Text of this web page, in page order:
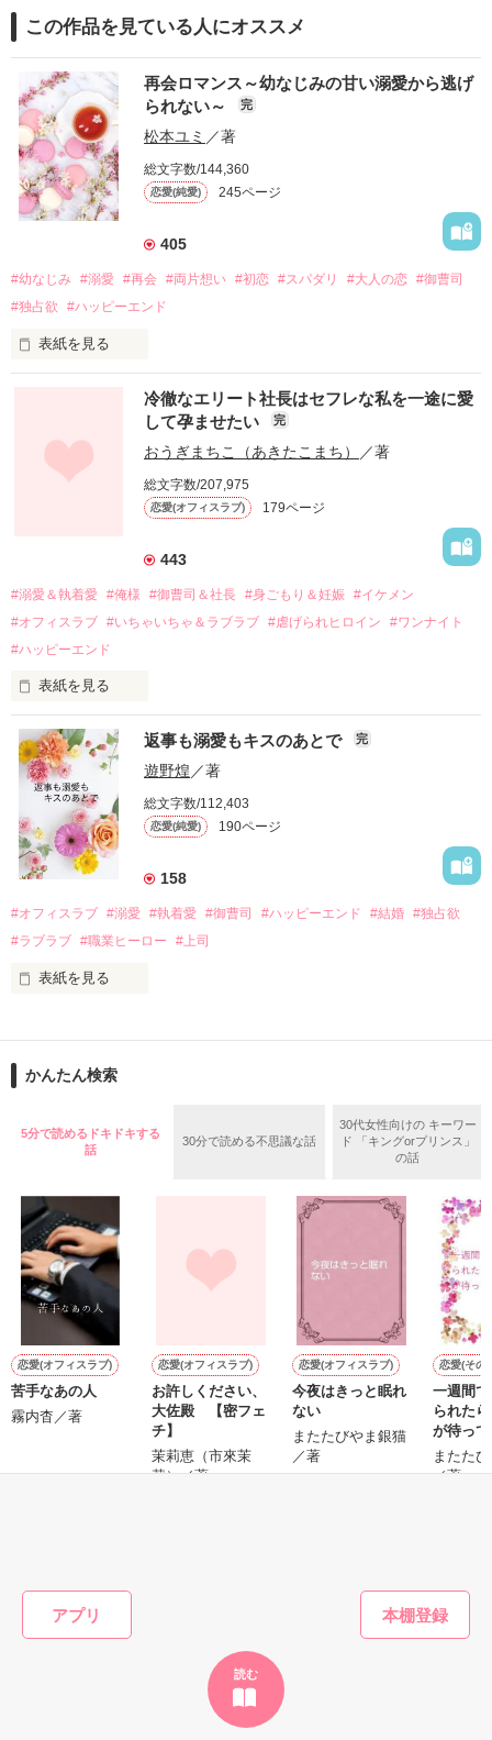
アプリ
読む
この作品を見ている人にオススメ
再会ロマンス～幼なじみの甘い溺愛から逃げ
られない～
完
松本ユミ ／著
総文字数/144,360
恋愛(純愛) 245ページ
405
#幼なじみ #溺愛 #再会 #両片想い #初恋 #スパダリ #大人の恋 #御曹司
#独占欲
#ハッピーエンド
表紙を見る
幼なじみの哲平に淡い恋心を抱いていた美桜。
しかし、ある出来事をきっかけに二人の関係は壊れてしまう。
関係修復もできないまま、美桜は両親の離婚によって
引っ越すことになり、哲平とも離れ離れになった。
それから約十二年後。
過去の傷から、二度と会いたくないと思っていた哲平に
運命のような再会を果たす。
酔った勢いで一夜を共にしてしまった。
さらに、美桜が初めてだと知った哲平は
『責任をとる、結婚しよう』と真っ直ぐに告げてきた。
戸惑う美桜とは裏腹に、好きという気持ちを隠すことなく
甘やかしてくる。
そんなある日、哲平は美桜がストーカー被害に
遭っていることを知る。
美桜を守るため、哲平は同居を提案してきて――。
夏木美桜(なつきみお)
鳴海哲平 (なるみてっぺい)
2026.6.5～2026.7.25
＊以前、公開していた話の改稿版です＊
作品を読む
冷徹なエリート社長はセフレな私を一途に愛
して孕ませたい
完
おうぎまちこ（あきたこまち） ／著
総文字数/207,975
恋愛(オフィスラブ) 179ページ
443
#溺愛＆執着愛 #俺様 #御曹司＆社長 #身ごもり＆妊娠 #イケメン
#オフィスラブ #いちゃいちゃ＆ラブラブ #虐げられヒロイン
#ワンナイト
#ハッピーエンド
表紙を見る
おかしな噂を流されて前の職場でうまくいかなかった梅田美
桜は、海外で傷心旅行をしていたところ、日本人美青年と出会
い、酒の勢いもあり一夜限りの関係となる。
帰国後、美桜は新しい職場でワンナイトした美青年と再会。
なんと彼の正体は、とある財閥御曹司にも関わらず、一族を離
れて起業した新進気鋭の実業家、社内でも冷徹だと評判な社長
――御影恭司その人だったのだ――！
なぜか恭司から飼い猫の世話係を命じられた美桜は、猫の世
の関係となってしまい――？
返事も溺愛もキスのあとで 完
遊野煌／著
総文字数/112,403
恋愛(純愛) 190ページ
158
#オフィスラブ #溺愛 #執着愛 #御曹司 #ハッピーエンド #結婚 #独占欲
#ラブラブ #職業ヒーロー #上司
表紙を見る
ションの企画戦略室で働いている。
めた、同期で恋人の石垣守（26）がいるのだが、後輩の姫原由
いた。
守と由羅から『便利屋雛子』と馬鹿にされ、一人こっそり泣い
ていた雛子に、企画戦略室の上司である雪瀬鷹哉（29）が
た上、同居まで提案してきて──？
鷹哉『宜しくな、俺の雛子』🦅
雛子『俺の……ひぃ、雛子？！！！』🐥
シゴデキで冷徹な上司が見せる素顔は、なぜか想像以上に甘く
て……🐥💓🦅
※表紙も作中使用の画像も全てフリー素材です。
※執筆期間2026.6.3〜7.20完結です。
※他サイトさんにて恋愛トレンド1位でした〜良かったら読ん
で頂けると嬉しいです。
かんたん検索
5分で読めるドキドキする
話
30分で読める不思議な話
30代女性向けの キーワー
ド 「キングorプリンス」
の話
恋愛(オフィスラブ)
苦手なあの人
霧内杳／著
恋愛(オフィスラブ)
お許しください、
大佐殿 【密フェ
チ】
茉莉恵（市來茉
莉）／著
恋愛(オフィスラブ)
今夜はきっと眠れ
ない
またたびやま銀猫
／著
恋愛(その
一週間
られた
が待っ
またた
／著